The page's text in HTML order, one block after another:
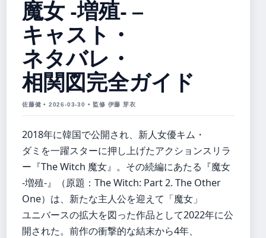
魔女 -増殖- –
キャスト・
ネタバレ・
相関図完全ガイド
佐藤健 • 2026-03-30 • 監修 伊藤 芽衣
2018年に韓国で公開され、新人女優キム・
ダミを一躍スターに押し上げたアクションスリラ
ー『The Witch 魔女』。その続編にあたる『魔女
-増殖-』（原題：The Witch: Part 2. The Other
One）は、新たな主人公を迎えて「魔女」
ユニバースの拡大を図った作品として2022年に公
開された。前作の衝撃的な結末から4年、